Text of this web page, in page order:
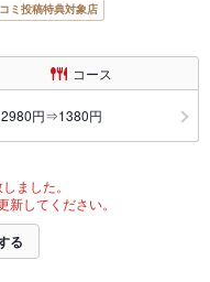
ミ投稿特典対象店
コース
2980円⇒1380円
ました。
してください。
る